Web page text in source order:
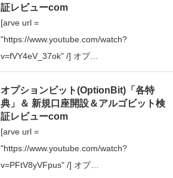
証レビューcom
[arve url =
"https://www.youtube.com/watch?
v=fVY4eV_37ok" /] オプ…
オプションビット(OptionBit)「各特
典」＆ 新規口座開設＆アルゴビット検
証レビューcom
[arve url =
"https://www.youtube.com/watch?
v=PFtV8yVFpus" /] オプ…